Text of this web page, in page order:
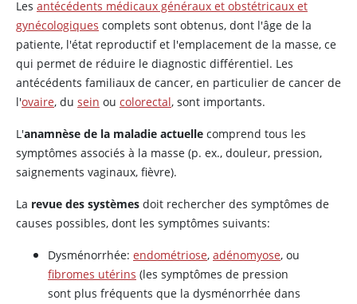
Les antécédents médicaux généraux et obstétricaux et
gynécologiques complets sont obtenus, dont l'âge de la
patiente, l'état reproductif et l'emplacement de la masse, ce
qui permet de réduire le diagnostic différentiel. Les
antécédents familiaux de cancer, en particulier de cancer de
l'ovaire, du sein ou colorectal, sont importants.
L'anamnèse de la maladie actuelle comprend tous les
symptômes associés à la masse (p. ex., douleur, pression,
saignements vaginaux, fièvre).
La revue des systèmes doit rechercher des symptômes de
causes possibles, dont les symptômes suivants:
Dysménorrhée: endométriose, adénomyose, ou
fibromes utérins (les symptômes de pression
sont plus fréquents que la dysménorrhée dans